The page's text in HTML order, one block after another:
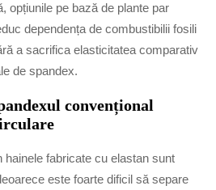
opțiunile pe bază de plante par
dependența de combustibilii fosili
a sacrifica elasticitatea comparativ
de spandex.
convențional
hainele fabricate cu elastan sunt
este foarte dificil să separe